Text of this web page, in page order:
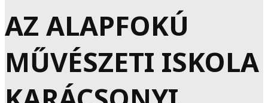
AZ ALAPFOKÚ
MŰVÉSZETI ISKOLA